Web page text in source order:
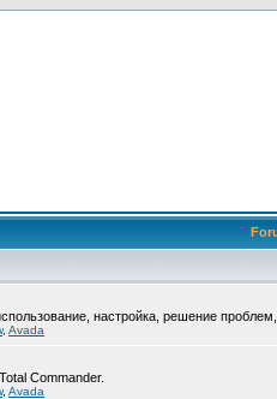
настройка, решение
, Avada
Commander.
, Avada